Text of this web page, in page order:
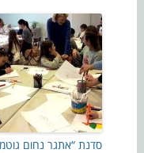
סדנת “אתגר נחום